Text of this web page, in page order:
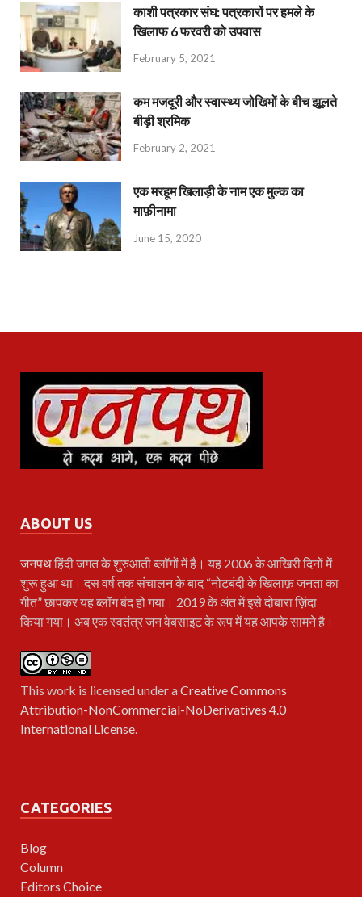
काशी पत्रकार संघ: पत्रकारों पर हमले के
खिलाफ 6 फरवरी को उपवास
February 5, 2021
कम मजदूरी और स्वास्थ्य जोखिमों के बीच झूलते
बीड़ी श्रमिक
February 2, 2021
एक मरहूम खिलाड़ी के नाम एक मुल्क का
माफ़ीनामा
June 15, 2020
ABOUT US
जनपथहिंदी जगत के शुरुआती ब्लॉगों में है। यह 2006 के आखिरी दिनों में
शुरू हुआ था। दस वर्ष तक संचालन के बाद “नोटबंदी के खिलाफ़ जनता का
गीत” छापकर यह ब्लॉग बंद हो गया। 2019 के अंत में इसे दोबारा ज़िंदा
किया गया। अब एक स्वतंत्र जन वेबसाइट के रूप में यह आपके सामने है।
This work is licensed under aCreative Commons
Attribution-NonCommercial-NoDerivatives 4.0
International License.
CATEGORIES
Blog
Column
Editors Choice